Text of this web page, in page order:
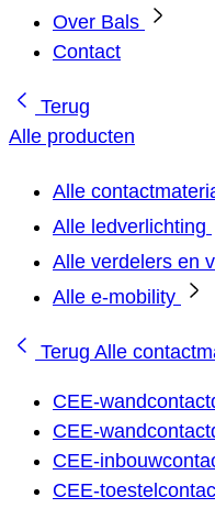
Over Bals
Contact
Terug
Alle producten
Alle
Alle ledverlichting
Alle verdelers en
Alle e-mobility
Terug Alle
CEE-
CEE-
CEE-
CEE-